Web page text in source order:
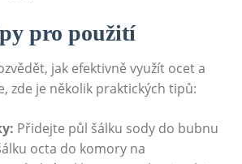
‍pro použití
jak efektivně‍ využít ocet a
zde je několik praktických tipů:
Přidejte půl šálku sody do bubnu
octa do komory na